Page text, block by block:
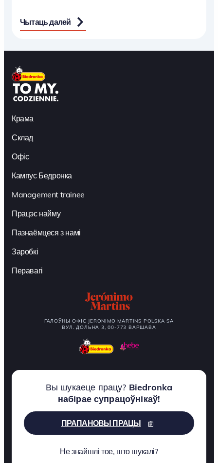
Чытаць далей
Крама
Склад
Офіс
Кампус Бедронка
Management trainee
Працэс найму
Пазнаёмцеся з намі
Заробкі
Перавагі
ГАЛОЎНЫ ОФІС JERONIMO MARTINS POLSKA SA
ВУЛ. ДОЛЬНА 3, 00-773 ВАРШАВА
Вы шукаеце працу? Biedronka
набірае супрацоўнікаў!
ПРАПАНОВЫ ПРАЦЫ
Не знайшлі тое, што шукалі?